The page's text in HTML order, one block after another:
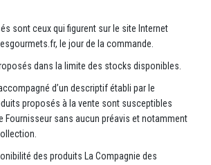
sont ceux qui figurent sur le site Internet
le jour de la commande.
dans la limite des stocks disponibles.
d’un descriptif établi par le
proposés à la vente sont susceptibles
Fournisseur sans aucun préavis et notamment
des produits La Compagnie des